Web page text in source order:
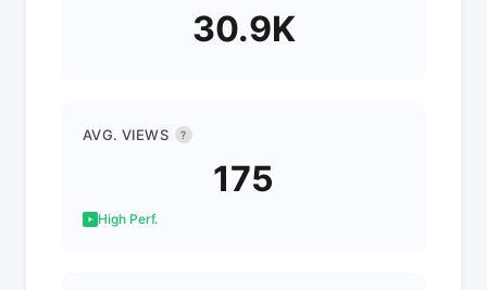
30.9K
AVG. VIEWS ?
175
High Perf.